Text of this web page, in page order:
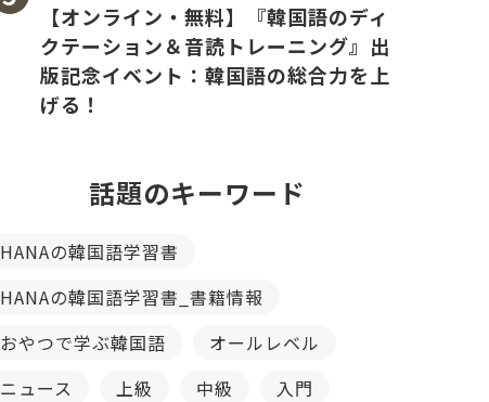
【オンライン・無料】『韓国語のディ
クテーション＆音読トレーニング』出
版記念イベント：韓国語の総合力を上
げる！
話題のキーワード
HANAの韓国語学習書
HANAの韓国語学習書_書籍情報
おやつで学ぶ韓国語
オールレベル
ニュース
上級 中級
入門